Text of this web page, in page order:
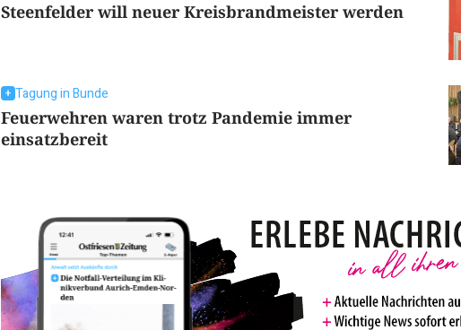
Steenfelder will neuer Kreisbrandmeister werden
Tagung in Bunde
Feuerwehren waren trotz Pandemie immer
einsatzbereit